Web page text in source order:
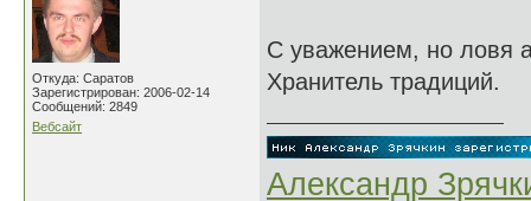
Откуда: Саратов
Зарегистрирован: 2006-02-14
Сообщений: 2849
Вебсайт
С уважением, но ловя
Хранитель традиций.
Александр